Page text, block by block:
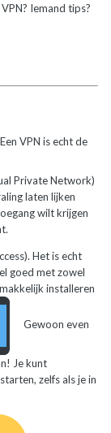
Iemand tips?
Een VPN is echt de
Private Network)
laten lijken
wilt krijgen
Het is echt
goed met zowel
installeren
Gewoon even
Je kunt
zelfs als je in